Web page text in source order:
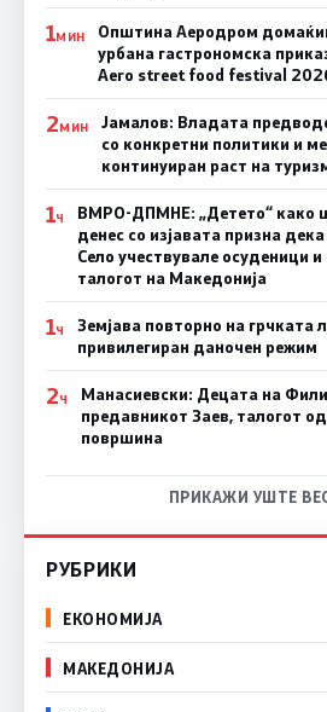
1МИН
Општина Аеродром
урбана гастрономска
Aero street food festival
2МИН
Јамалов: Владата
со конкретни политики и
континуиран раст на
1Ч
ВМРО-ДПМНЕ: „Детето“ како
денес со изјавата призна
Село учествувале осуденици
талогот на Македонија
1Ч
Земјава повторно на грчката
привилегиран даночен режим
2Ч
Манасиевски: Децата на
предавникот Заев, талогот
површина
ПРИКАЖИ УШТЕ
РУБРИКИ
ЕКОНОМИЈА
МАКЕДОНИЈА